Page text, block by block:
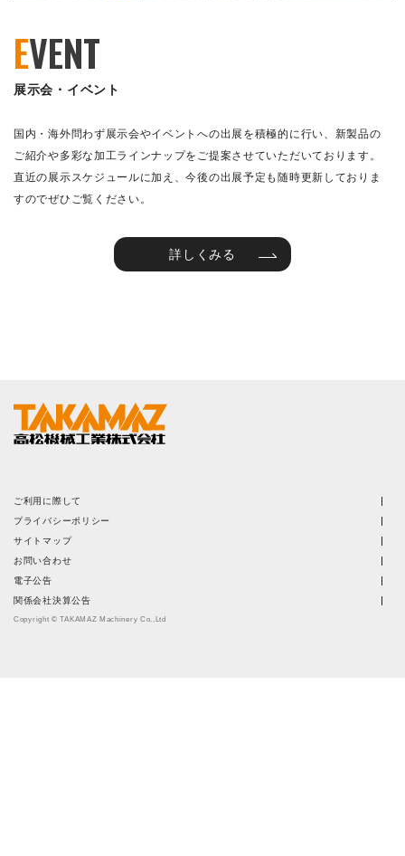
EVENT
展示会・イベント
国内・海外問わず展示会やイベントへの出展を積極的に行い、新製品の
ご紹介や多彩な加工ラインナップをご提案させていただいております。
直近の展示スケジュールに加え、今後の出展予定も随時更新しておりま
すのでぜひご覧ください。
詳しくみる
ご利用に際して
プライバシーポリシー
サイトマップ
お問い合わせ
電子公告
関係会社決算公告
Copyright © TAKAMAZ Machinery Co.,Ltd